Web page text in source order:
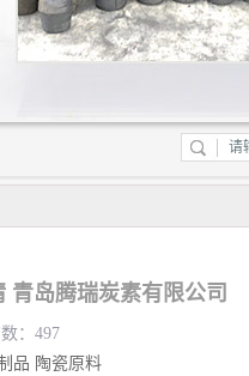
青岛腾瑞炭素有限公司
：497
品 陶瓷原料